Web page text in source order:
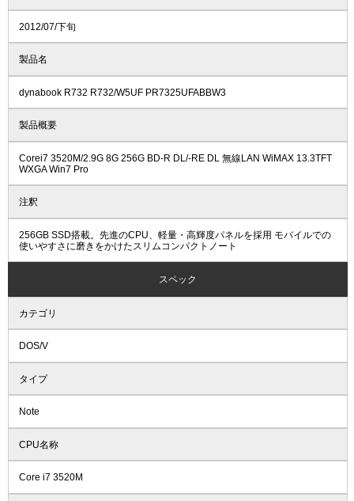
2012/07/下旬
製品名
dynabook R732 R732/W5UF PR7325UFABBW3
製品概要
Corei7 3520M/2.9G 8G 256G BD-R DL/-RE DL 無線LAN WiMAX 13.3TFT
WXGA Win7 Pro
注釈
256GB SSD搭載。先進のCPU、軽量・高輝度パネルを採用 モバイルでの
使いやすさに磨きをかけたスリムコンパクトノート
スペック
カテゴリ
DOS/V
タイプ
Note
CPU名称
Core i7 3520M